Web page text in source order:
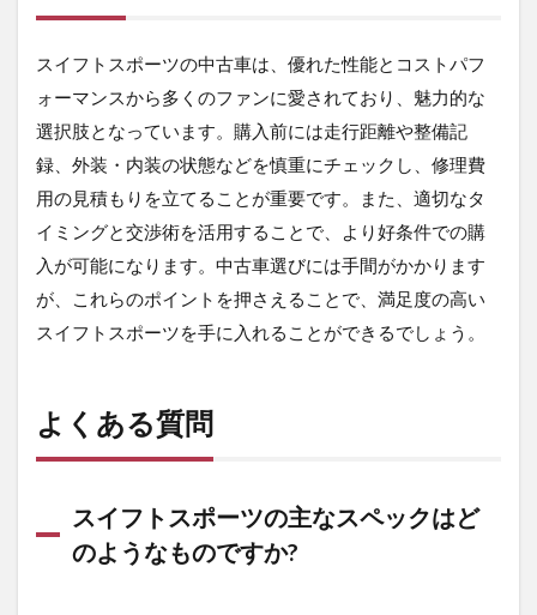
スイフトスポーツの中古車は、優れた性能とコストパフ
ォーマンスから多くのファンに愛されており、魅力的な
選択肢となっています。購入前には走行距離や整備記
録、外装・内装の状態などを慎重にチェックし、修理費
用の見積もりを立てることが重要です。また、適切なタ
イミングと交渉術を活用することで、より好条件での購
入が可能になります。中古車選びには手間がかかります
が、これらのポイントを押さえることで、満足度の高い
スイフトスポーツを手に入れることができるでしょう。
よくある質問
スイフトスポーツの主なスペックはど
のようなものですか?